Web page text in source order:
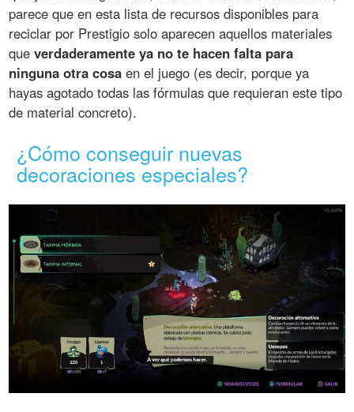
parece que en esta lista de recursos disponibles para
reciclar por Prestigio solo aparecen aquellos materiales
queverdaderamente ya no te hacen falta para
ninguna otra cosa en el juego (es decir, porque ya
hayas agotado todas las fórmulas que requieran este tipo
de material concreto).
¿Cómo conseguir nuevas
decoraciones especiales?